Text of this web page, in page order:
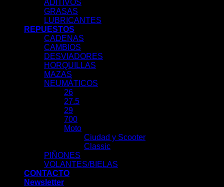
ADITIVOS
GRASAS
LUBRICANTES
REPUESTOS
CADENAS
CAMBIOS
DESVIADORES
HORQUILLAS
MAZAS
NEUMÁTICOS
26
27.5
29
700
Moto
Ciudad y Scooter
Classic
PIÑONES
VOLANTES/BIELAS
CONTACTO
Newsletter